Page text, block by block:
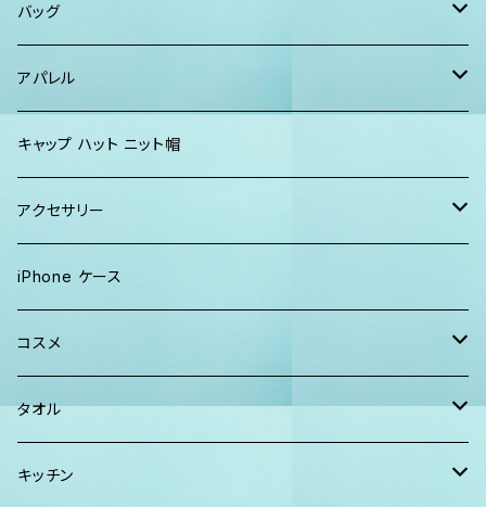
ショーツ、短パン
パーカー、スウェット
その他
タオル
マスク
ガウン&帽子セット
トートバッグ・ポーチ
ハンカチタオル
ワンピース
バッグ
ポーチ
巾着バッグ
トートバッグ
2WAYバッグ
マルシェバッグ
ボストンバッグ
ショルダー
アパレル
キッズ
キャップ
Tシャツ
レディース
ソックス
マキシワンピ、スカート
メンズ
Tシャツ ロンT
カジュアルシャツ
キャップ ハット ニット帽
アクセサリー
Lani Hawaii Jewelry
Foterra Jewelry
AHolic Handmade
vividy
iPhone ケース
コスメ
BLOSSOM
KULA HERBS
タオル
スマーフ
キッチン